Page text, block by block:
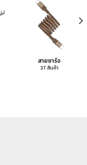
สายชาร์จ
37 สินค้า